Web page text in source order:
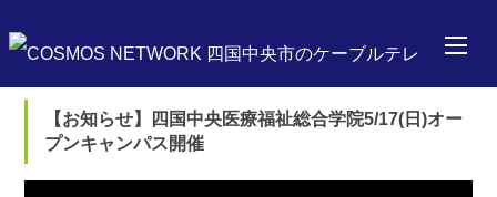
【お知らせ】四国中央医療福祉総合学院5/17(日)オー
プンキャンパス開催